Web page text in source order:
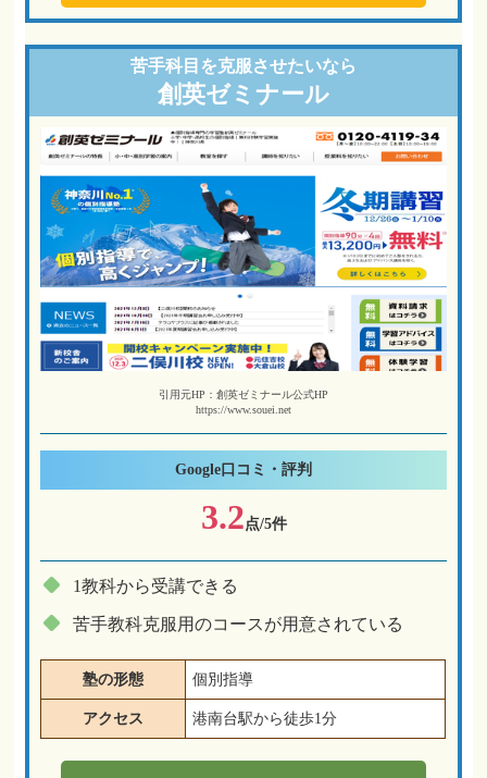
苦手科目を克服させたいなら
創英ゼミナール
引用元HP：創英ゼミナール公式HP
https://www.souei.net
Google口コミ・評判
3.2 点/5件
1教科から受講できる
苦手教科克服用のコースが用意されている
塾の形態 個別指導
アクセス 港南台駅から徒歩1分